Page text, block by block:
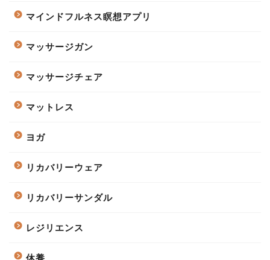
マインドフルネス瞑想アプリ
マッサージガン
マッサージチェア
マットレス
ヨガ
リカバリーウェア
リカバリーサンダル
レジリエンス
休養